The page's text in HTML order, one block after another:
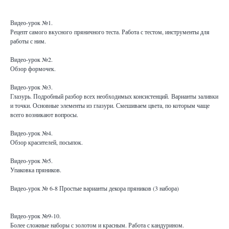
Видео-урок №1.
Рецепт самого вкусного пряничного теста. Работа с тестом, инструменты для
работы с ним.
Видео-урок №2.
Обзор формочек.
Видео-урок №3.
Глазурь. Подробный разбор всех необходимых консистенций. Варианты заливки
и точки. Основные элементы из глазури. Смешиваем цвета, по которым чаще
всего возникают вопросы.
Видео-урок №4.
Обзор красителей, посыпок.
Видео-урок №5.
Упаковка пряников.
Видео-урок № 6-8 Простые варианты декора пряников (3 набора)
Видео-урок №9-10.
Более сложные наборы с золотом и красным. Работа с кандурином.